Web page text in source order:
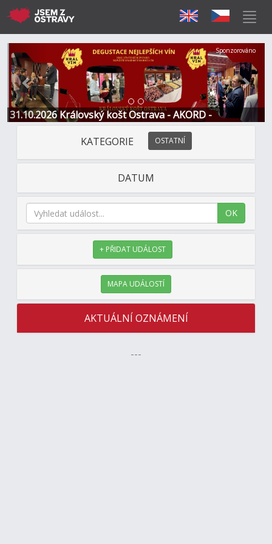
31.10.2026 Královský košt Ostrava - AKORD -
Restaurace a Hotel
Předchozí Další
Sponzorováno
KATEGORIE OSTATNÍ
DATUM
OK
+ PŘIDAT UDÁLOST
MAPA UDÁLOSTÍ
AKTUÁLNÍ OZNÁMENÍ
---